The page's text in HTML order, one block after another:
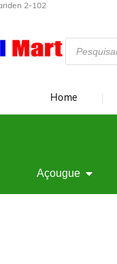
2-102
Home
Açougue